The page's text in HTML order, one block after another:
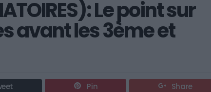
Le point sur
avant les 3ème et
Pin Share